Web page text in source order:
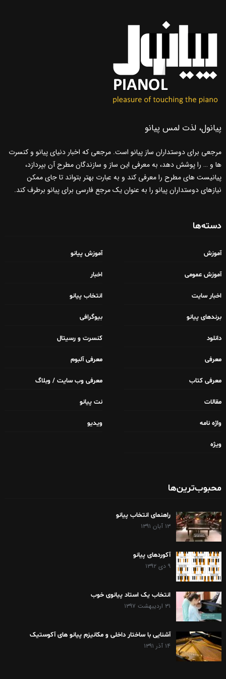
پیانول، لذت لمس پیانو
مرجعی برای دوستداران ساز پیانو است. مرجعی که اخبار دنیای پیانو و کنسرت
ها و … را پوشش دهد، به معرفی این ساز و سازندگان مطرح آن بپردازد،
پیانیست های مطرح را معرفی کند و به عبارت بهتر بتواند تا جای ممکن
نیازهای دوستداران پیانو را به عنوان یک مرجع فارسی برای پیانو برطرف کند.
دسته‌ها
آموزش آموزش پیانو
آموزش عمومی اخبار
اخبار سایت انتخاب پیانو
برندهای پیانو بیوگرافی
دانلود کنسرت و رسیتال
معرفی معرفی آلبوم
معرفی کتاب معرفی وب سایت / وبلاگ
مقالات نت پیانو
واژه نامه ویدیو
ویژه
محبوب‌ترین‌ها
راهنمای انتخاب پیانو
۱۳ آبان ۱۳۹۱
آکوردهای پیانو
۹ دی ۱۳۹۲
انتخاب یک استاد پیانوی خوب
۳۱ اردیبهشت ۱۳۹۷
آشنایی با ساختار داخلی و مکانیزم پیانو های آکوستیک
۱۴ آذر ۱۳۹۱